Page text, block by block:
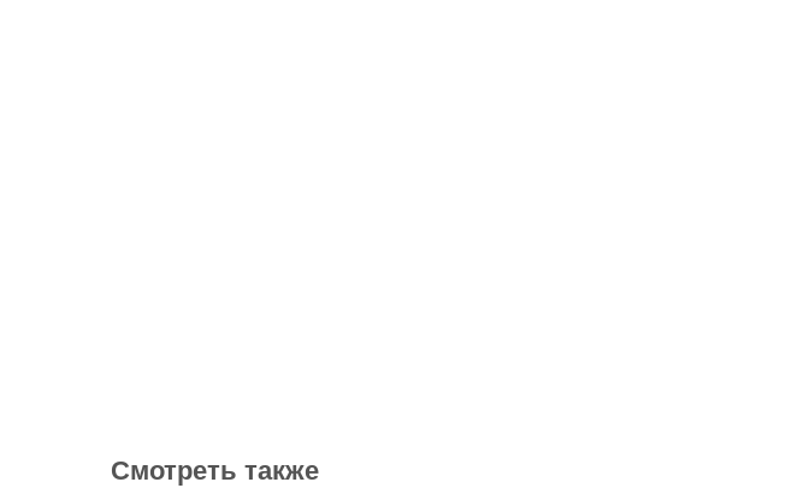
Смотреть также